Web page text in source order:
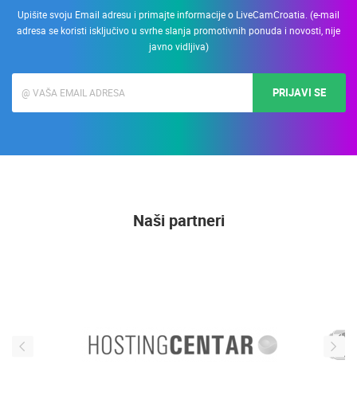
Upišite svoju Email adresu i primajte informacije o LiveCamCroatia. (e-mail
adresa se koristi isključivo u svrhe slanja promotivnih ponuda i novosti, nije
javno vidljiva)
PRIJAVI SE
Naši partneri